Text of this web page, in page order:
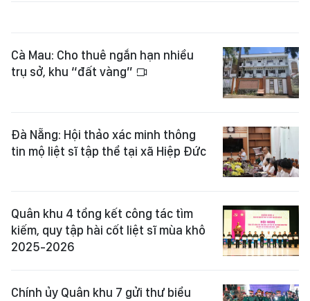
Cà Mau: Cho thuê ngắn hạn nhiều
trụ sở, khu “đất vàng”
Đà Nẵng: Hội thảo xác minh thông
tin mộ liệt sĩ tập thể tại xã Hiệp Đức
Quân khu 4 tổng kết công tác tìm
kiếm, quy tập hài cốt liệt sĩ mùa khô
2025-2026
Chính ủy Quân khu 7 gửi thư biểu